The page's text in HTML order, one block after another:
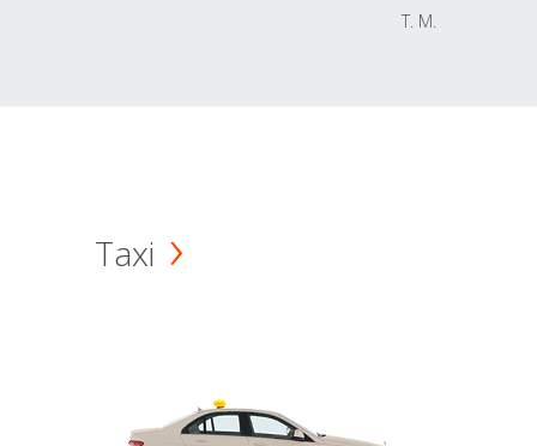
T. M.
Taxi